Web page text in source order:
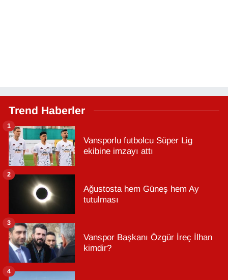
Trend Haberler
Vansporlu futbolcu Süper Lig
ekibine imzayı attı
1
Ağustosta hem Güneş hem Ay
tutulması
2
Vanspor Başkanı Özgür İreç İlhan
kimdir?
3
4